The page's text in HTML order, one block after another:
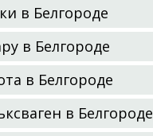
в Белгороде
в Белгороде
в Белгороде
в Белгороде